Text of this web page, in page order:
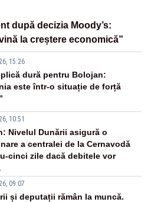
după decizia Moody’s:
la creștere economică”
15:26
dură pentru Bolojan:
este într-o situație de forță
10:51
Nivelul Dunării asigură o
a centralei de la Cernavodă
cinci zile dacă debitele vor
09:07
și deputații rămân la muncă.